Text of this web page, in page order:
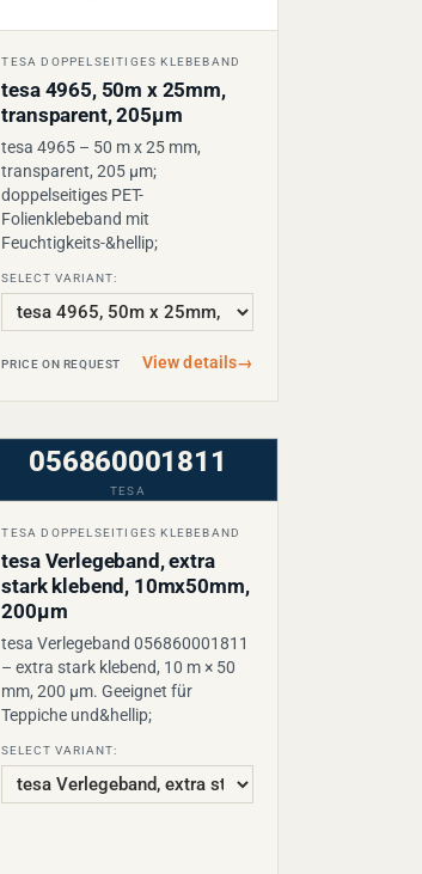
TESA DOPPELSEITIGES KLEBEBAND
tesa 4965, 50m x 25mm,
transparent, 205µm
tesa 4965 – 50 m x 25 mm,
transparent, 205 µm;
doppelseitiges PET-
Folienklebeband mit
Feuchtigkeits-&hellip;
SELECT VARIANT:
PRICE ON REQUEST View details→
056860001811
TESA
TESA DOPPELSEITIGES KLEBEBAND
tesa Verlegeband, extra
stark klebend, 10mx50mm,
200µm
tesa Verlegeband 056860001811
– extra stark klebend, 10 m × 50
mm, 200 µm. Geeignet für
Teppiche und&hellip;
SELECT VARIANT: